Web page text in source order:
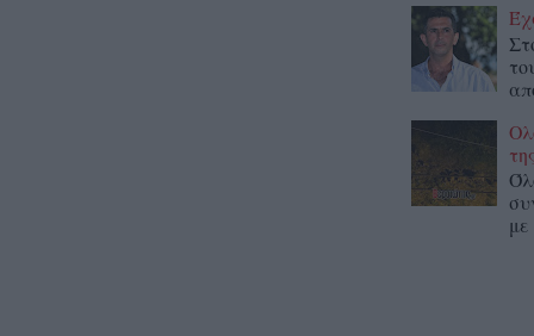
με